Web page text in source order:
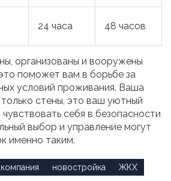
24 часа 48 часов
организованы и вооружены
поможет вам в борьбе за
условий проживания. Ваша
стены, это ваш уютный
чувствовать себя в безопасности
выбор и управление могут
именно таким.
новостройка ЖКХ